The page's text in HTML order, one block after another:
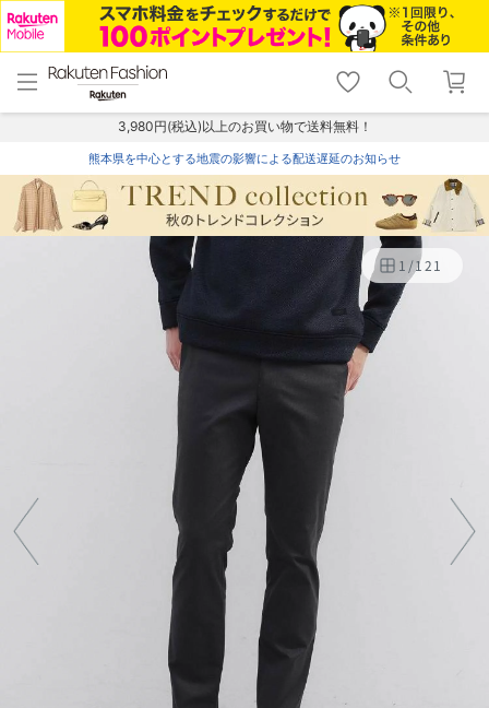
menu home
トップ
shopping_cart lock_outline
ログイン
3,980円(税込)以上のお買い物で送料無料！
熊本県を中心とする地震の影響による配送遅延のお知らせ
1 /121